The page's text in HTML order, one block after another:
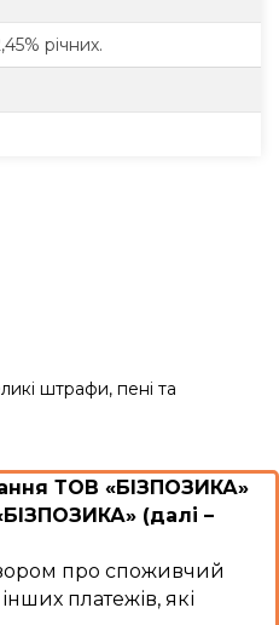
річних.
штрафи, пені та
ТОВ «БІЗПОЗИКА»
(далі –
про споживчий
платежів, які